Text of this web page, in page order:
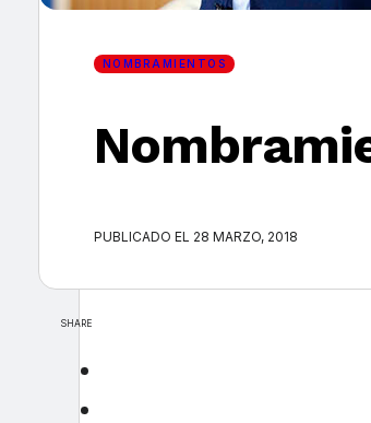
NOMBRAMIENTOS
PUBLICADO EL 28 MARZO, 2018
SHARE